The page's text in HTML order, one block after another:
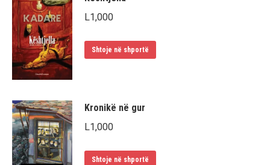
L1,000
Shtoje në shportë
Kronikë në gur
L1,000
Shtoje në shportë